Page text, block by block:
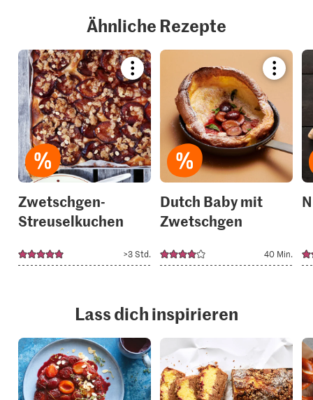
Ähnliche Rezepte
Bookmark
recipe
or
add
it
to
your
collections.
Zwetschgen-
Streuselkuchen
>3 Std.
recipe
add
it
to
your
Dutch Baby mit
Zwetschgen
40 Min.
Lass dich inspirieren